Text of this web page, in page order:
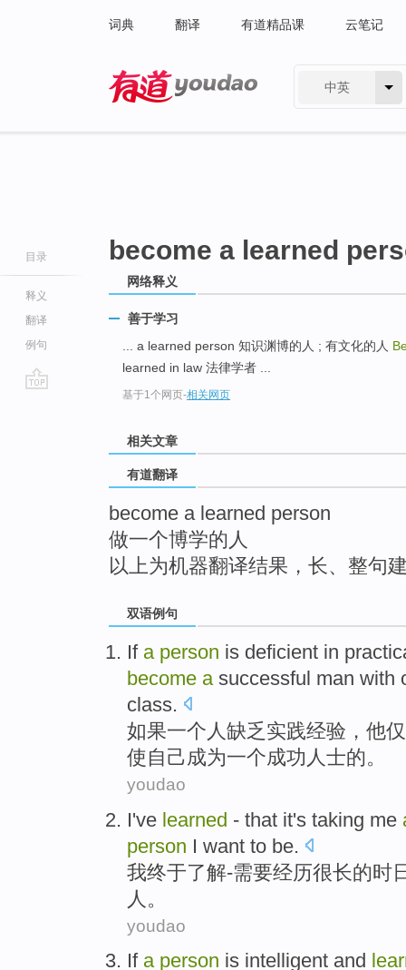
词典 翻译 有道精品课 云笔记
中英
目录
释义
翻译
例句
become a learned
网络释义
善于学习
... a learned person 知识渊博的人 ; 有文化的人
learned in law 法律学者 ...
基于1个网页-相关网页
相关文章
有道翻译
become a learned person
做一个博学的人
以上为机器翻译结果，长、整句
双语例句
If a person is deficient in
become a successful man with
class.
如果一个 人 缺乏 实践经验 ， 他
使自己成为一个成功 人士的。
youdao
I've learned - that it's taking me
person I want to be.
我终于了解-需要经历很长的时
人 。
youdao
If a person is intelligent and